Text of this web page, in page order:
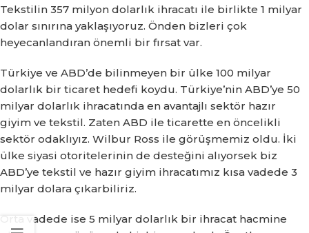
Tekstilin 357 milyon dolarlık ihracatı ile birlikte 1 milyar
dolar sınırına yaklaşıyoruz. Önden bizleri çok
heyecanlandıran önemli bir fırsat var.
Türkiye ve ABD’de bilinmeyen bir ülke 100 milyar
dolarlık bir ticaret hedefi koydu. Türkiye’nin ABD’ye 50
milyar dolarlık ihracatında en avantajlı sektör hazır
giyim ve tekstil. Zaten ABD ile ticarette en öncelikli
sektör odaklıyız. Wilbur Ross ile görüşmemiz oldu. İki
ülke siyasi otoritelerinin de desteğini alıyorsek biz
ABD’ye tekstil ve hazır giyim ihracatımız kısa vadede 3
milyar dolara çıkarbiliriz.
Orta vadede ise 5 milyar dolarlık bir ihracat hacmine